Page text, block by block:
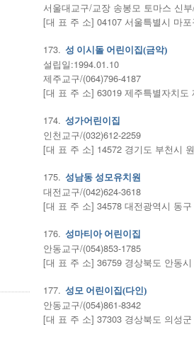
서울대교구/교장 송봉모 토마스 신
[대 표 주 소] 04107 서울특별시 마
173. 성 이시돌 어린이집(금악)
설립일:1994.01.10
제주교구/(064)796-4187
[대 표 주 소] 63019 제주특별자치
174. 성가어린이집
인천교구/(032)612-2259
[대 표 주 소] 14572 경기도 부천시
175. 성남동 성모유치원
대전교구/(042)624-3618
[대 표 주 소] 34578 대전광역시 동
176. 성마티아 어린이집
안동교구/(054)853-1785
[대 표 주 소] 36759 경상북도 안동
177. 성모 어린이집(다인)
안동교구/(054)861-8342
[대 표 주 소] 37303 경상북도 의성